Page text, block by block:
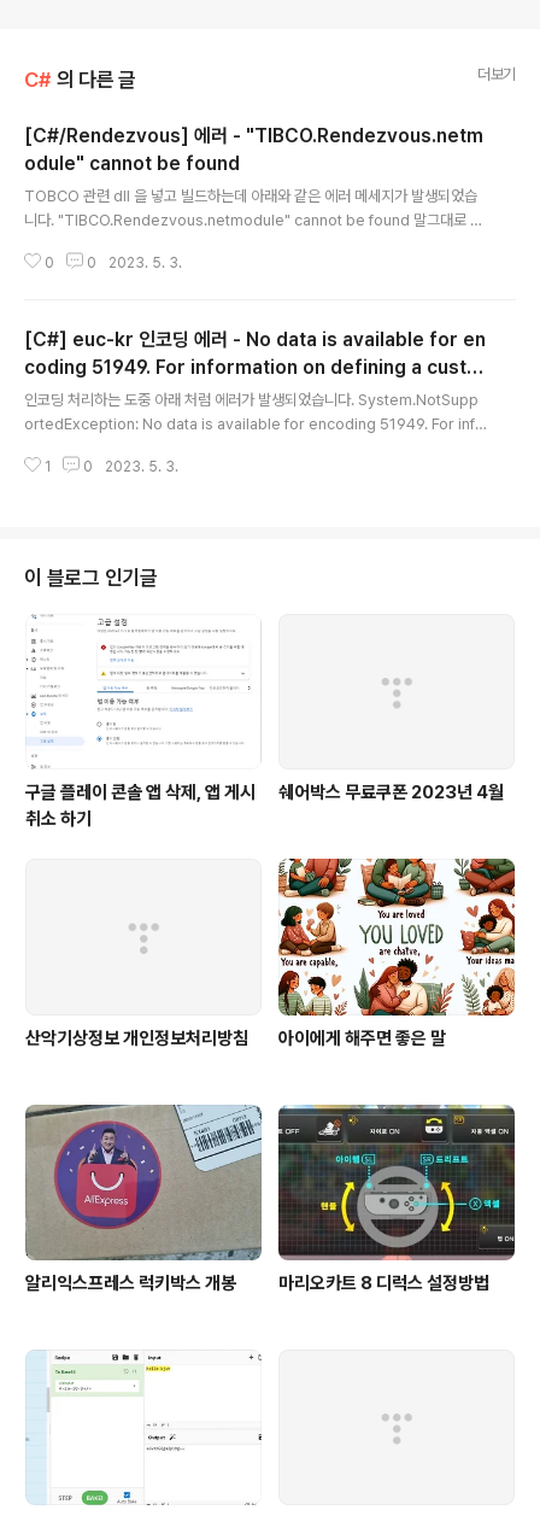
C# 의 다른 글 더보기
[C#/Rendezvous] 에러 - "TIBCO.Rendezvous.netm
odule" cannot be found
TOBCO 관련 dll 을 넣고 빌드하는데 아래와 같은 에러 메세지가 발생되었습
니다. "TIBCO.Rendezvous.netmodule" cannot be found 말그대로 TI
켜주기 위해서는 Visual Studio 의 IDE 창에서 아래의 명령을 실행 시켜주면
0 0 2023. 5. 3.
[C#] euc-kr 인코딩 에러 - No data is available for en
coding 51949. For information on defining a custo
m encoding, see the documentation for the Encod
ing.RegisterProvider method.
인코딩 처리하는 도중 아래 처럼 에러가 발생되었습니다. System.NotSupp
ortedException: No data is available for encoding 51949. For info
or the Encoding.RegisterProvider method. euc-kr 은 아래처럼 정의
딩 등록자를 지정 해..
1 0 2023. 5. 3.
이 블로그 인기글
구글 플레이 콘솔 앱 삭제, 앱 게시
취소 하기
쉐어박스 무료쿠폰 2023년 4월
산악기상정보 개인정보처리방침 아이에게 해주면 좋은 말
알리익스프레스 럭키박스 개봉 마리오카트 8 디럭스 설정방법